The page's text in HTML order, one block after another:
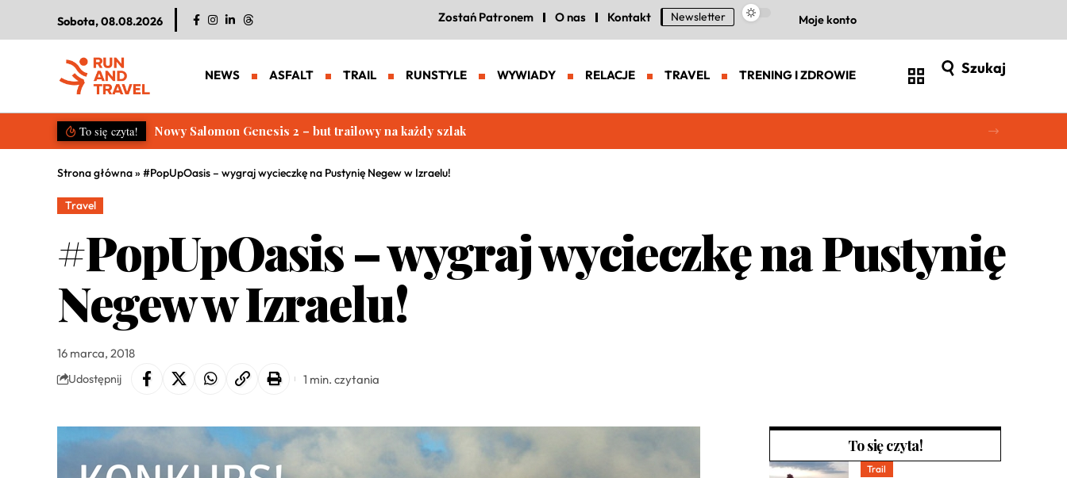
Sobota, 08.08.2026 Zostań Patronem O nas Kontakt Newsletter Moje konto
NEWS ASFALT TRAIL RUNSTYLE WYWIADY RELACJE TRAVEL TRENING I ZDROWIE Szukaj
To się czyta! Salomon S/LAB Genesis 2. Nowa generacja zaawansowanych butów trailowych
Strona główna» #PopUpOasis – wygraj wycieczkę na Pustynię Negew w Izraelu!
Travel
#PopUpOasis – wygraj wycieczkę na Pustynię
Negew w Izraelu!
16 marca, 2018
Udostępnij 1 min. czytania
To się czyta!
Trail